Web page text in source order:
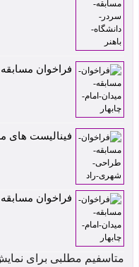
فراخوان مسابقه
فینالیست های
فراخوان مسابقه
متاسفیم مطلبی برای